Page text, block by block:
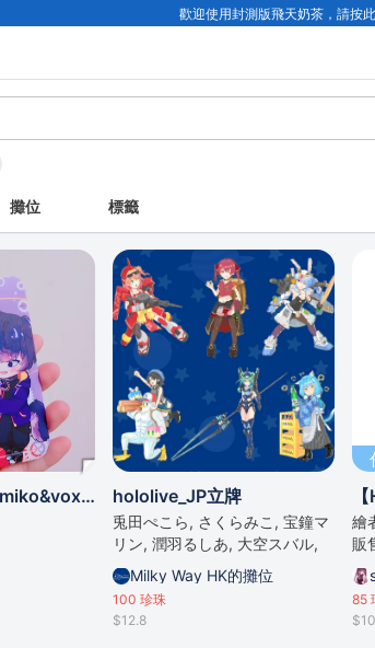
歡迎使用封測版飛天奶茶，請按
攤位 標籤
CP卡片夾(pekomiko&voxto) hololive_JP立牌
兎田ぺこら, さくらみこ, 宝鐘マ
リン, 潤羽るしあ, 大空スバル,
雪花ラミィ
Milky Way HK的攤位
100 珍珠
$12.8
繪
販
85